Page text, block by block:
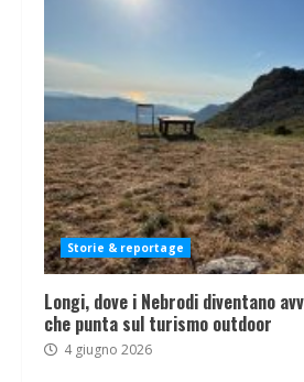
Storie & reportage
Longi, dove i Nebrodi diventano
che punta sul turismo outdoor
4 giugno 2026